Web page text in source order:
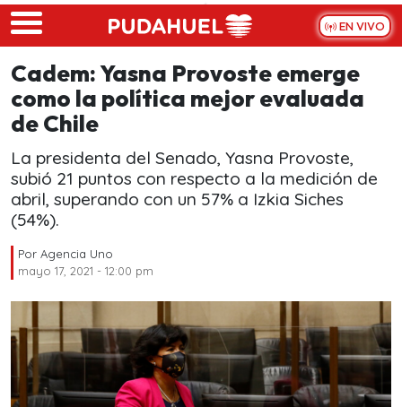
Skip to main content
EN VIVO
Cadem: Yasna Provoste emerge
como la política mejor evaluada
de Chile
La presidenta del Senado, Yasna Provoste,
subió 21 puntos con respecto a la medición de
abril, superando con un 57% a Izkia Siches
(54%).
Por Agencia Uno
mayo 17, 2021 - 12:00 pm